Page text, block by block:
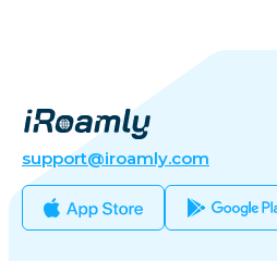
support@iroamly.com